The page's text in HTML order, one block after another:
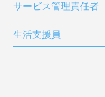
サービス管理責任者
生活支援員